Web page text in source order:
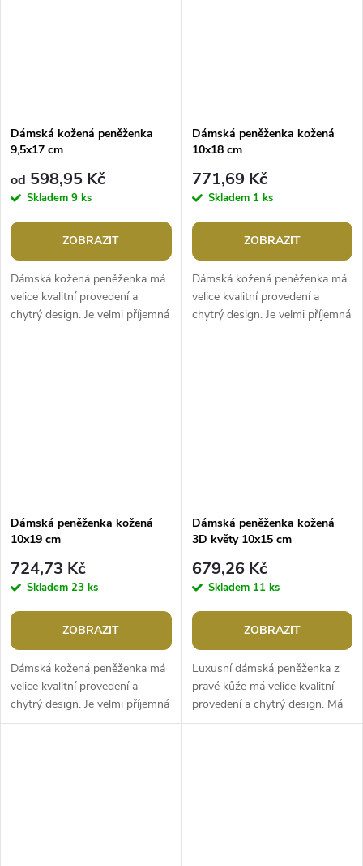
Dámská kožená peněženka
9,5x17 cm
od 598,95 Kč
Skladem 9 ks
ZOBRAZIT
Dámská kožená peněženka má
velice kvalitní provedení a
chytrý design. Je velmi příjemná
na dotek, disponuje RFID
Dámská peněženka kožená
10x18 cm
771,69 Kč
Skladem 1 ks
ZOBRAZIT
Dámská kožená peněženka má
velice kvalitní provedení a
chytrý design. Je velmi příjemná
na dotek. Na přední straně má
Dámská peněženka kožená
10x19 cm
724,73 Kč
Skladem 23 ks
ZOBRAZIT
Dámská kožená peněženka má
velice kvalitní provedení a
chytrý design. Je velmi příjemná
na dotek. Peněženka má přední
Dámská peněženka kožená
3D květy 10x15 cm
679,26 Kč
Skladem 11 ks
ZOBRAZIT
Luxusní dámská peněženka z
pravé kůže má velice kvalitní
provedení a chytrý design. Má
elegantní povrch s velkými